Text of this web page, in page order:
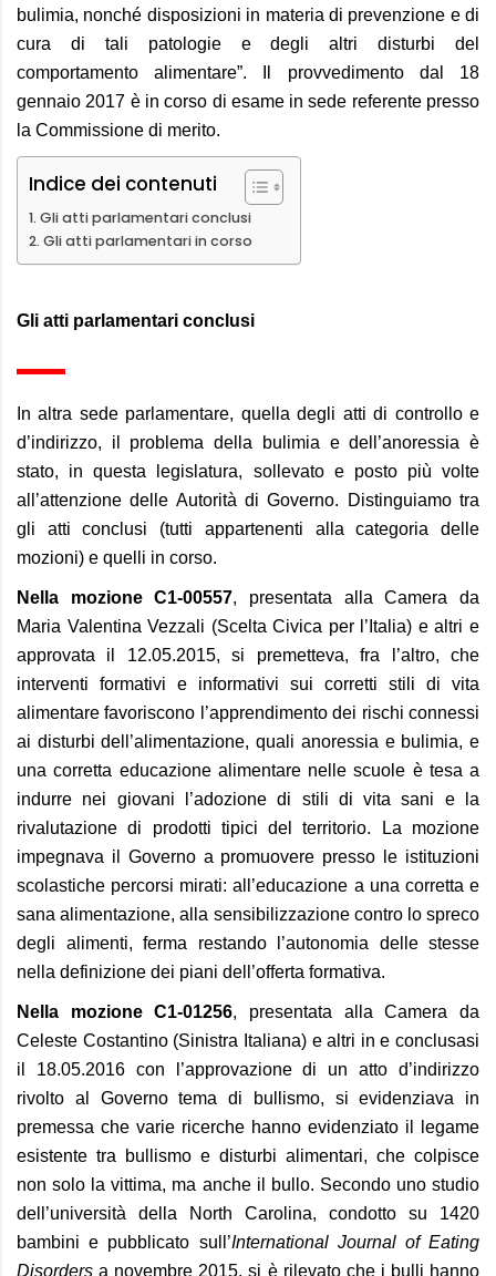
bulimia, nonché disposizioni in materia di prevenzione e di
cura di tali patologie e degli altri disturbi del
comportamento alimentare”. Il provvedimento dal 18
gennaio 2017 è in corso di esame in sede referente presso
la Commissione di merito.
Indice dei contenuti
Gli atti parlamentari conclusi
Gli atti parlamentari in corso
Gli atti parlamentari conclusi
In altra sede parlamentare, quella degli atti di controllo e
d’indirizzo, il problema della bulimia e dell’anoressia è
stato, in questa legislatura, sollevato e posto più volte
all’attenzione delle Autorità di Governo. Distinguiamo tra
gli atti conclusi (tutti appartenenti alla categoria delle
mozioni) e quelli in corso.
Nella mozione C1-00557, presentata alla Camera da
Maria Valentina Vezzali (Scelta Civica per l’Italia) e altri e
approvata il 12.05.2015, si premetteva, fra l’altro, che
interventi formativi e informativi sui corretti stili di vita
alimentare favoriscono l’apprendimento dei rischi connessi
ai disturbi dell’alimentazione, quali anoressia e bulimia, e
una corretta educazione alimentare nelle scuole è tesa a
indurre nei giovani l’adozione di stili di vita sani e la
rivalutazione di prodotti tipici del territorio. La mozione
impegnava il Governo a promuovere presso le istituzioni
scolastiche percorsi mirati: all’educazione a una corretta e
sana alimentazione, alla sensibilizzazione contro lo spreco
degli alimenti, ferma restando l’autonomia delle stesse
nella definizione dei piani dell’offerta formativa.
Nella mozione C1-01256, presentata alla Camera da
Celeste Costantino (Sinistra Italiana) e altri in e conclusasi
il 18.05.2016 con l’approvazione di un atto d’indirizzo
rivolto al Governo tema di bullismo, si evidenziava in
premessa che varie ricerche hanno evidenziato il legame
esistente tra bullismo e disturbi alimentari, che colpisce
non solo la vittima, ma anche il bullo. Secondo uno studio
dell’università della North Carolina, condotto su 1420
bambini e pubblicato sull’International Journal of Eating
Disorders a novembre 2015, si è rilevato che i bulli hanno